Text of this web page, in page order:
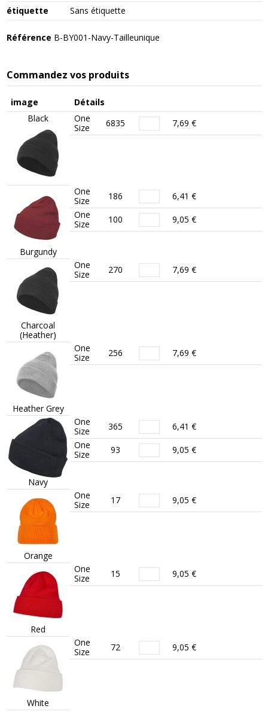
étiquette Sans étiquette
Référence B-BY001-Navy-Tailleunique
Commandez vos produits
image
Détails
Black
One
Size
6835 7,69 €
Burgundy
One
Size
186
6,41 €
One
Size
100 9,05 €
Charcoal
(Heather)
One
Size
270 7,69 €
Heather Grey
One
Size
256 7,69 €
Navy
One
Size
365
6,41 €
One
Size
93 9,05 €
Orange
One
Size
17 9,05 €
Red
One
Size
15 9,05 €
White
One
Size
72 9,05 €